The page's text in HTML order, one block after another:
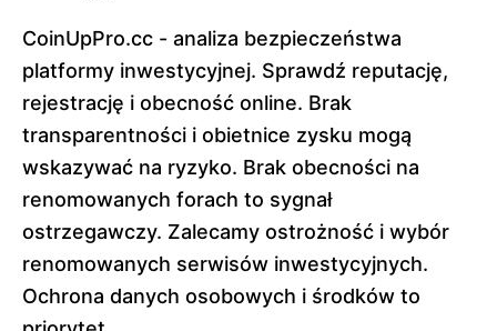
CoinUpPro.cc - analiza bezpieczeństwa
platformy inwestycyjnej. Sprawdź reputację,
rejestrację i obecność online. Brak
transparentności i obietnice zysku mogą
wskazywać na ryzyko. Brak obecności na
renomowanych forach to sygnał
ostrzegawczy. Zalecamy ostrożność i wybór
renomowanych serwisów inwestycyjnych.
Ochrona danych osobowych i środków to